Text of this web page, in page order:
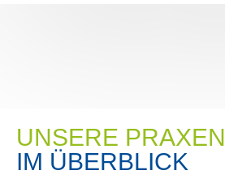
UNSERE PRAXEN
IM ÜBERBLICK